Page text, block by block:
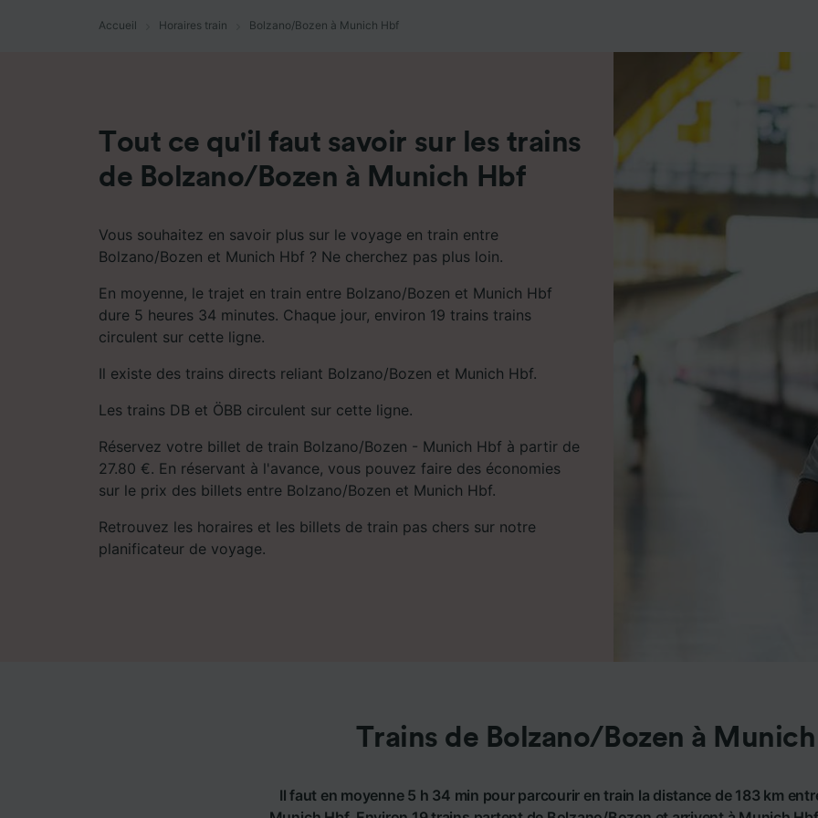
Accueil Horaires train Bolzano/Bozen à Munich Hbf
Tout ce qu'il faut savoir sur les trains
de Bolzano/Bozen à Munich Hbf
Vous souhaitez en savoir plus sur le voyage en train entre
Bolzano/Bozen et Munich Hbf ? Ne cherchez pas plus loin.
En moyenne, le trajet en train entre Bolzano/Bozen et Munich Hbf
dure 5 heures 34 minutes. Chaque jour, environ 19 trains trains
circulent sur cette ligne.
Il existe des trains directs reliant Bolzano/Bozen et Munich Hbf.
Les trains DB et ÖBB circulent sur cette ligne.
Réservez votre billet de train Bolzano/Bozen - Munich Hbf à partir de
27.80 €. En réservant à l'avance, vous pouvez faire des économies
sur le prix des billets entre Bolzano/Bozen et Munich Hbf.
Retrouvez les horaires et les billets de train pas chers sur notre
planificateur de voyage.
Trains de Bolzano/Bozen à
Il faut en moyenne 5 h 34 min pour parcourir en train la distance de 183 km
développement de services.
Liste de nos partenaires (fournisseurs)